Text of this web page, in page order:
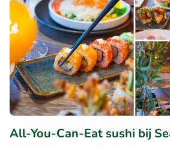
All-You-Can-Eat sushi bij